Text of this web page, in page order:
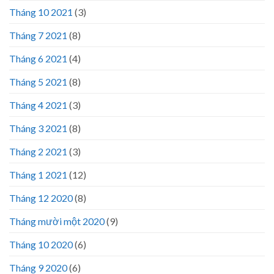
Tháng 10 2021 (3)
Tháng 7 2021 (8)
Tháng 6 2021 (4)
Tháng 5 2021 (8)
Tháng 4 2021 (3)
Tháng 3 2021 (8)
Tháng 2 2021 (3)
Tháng 1 2021 (12)
Tháng 12 2020(8)
Tháng mười một 2020(9)
Tháng 10 2020(6)
Tháng 9 2020(6)